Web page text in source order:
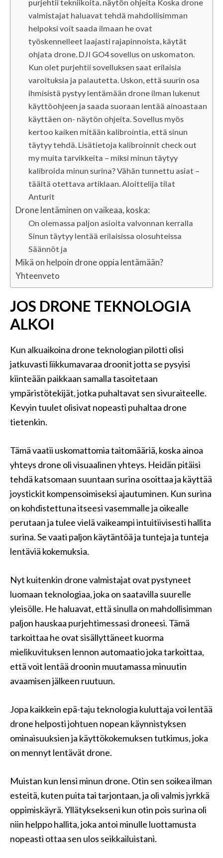
purjehtii tekniikoita. näytön ohjeita Koska drone
valmistajat haluavat tehdä mahdollisimman
helpoksi voit saada ilmaan he ovat
työskennelleet laajasti rajapinnoista, käytät
ohjata drone. DJI GO4 sovellus on uskomaton.
Kun olet purjehtii sovelluksen saat erilaisia ​​
varoituksia ja palautetta. Uskon, että suurin osa
ihmisistä pystyy lentämään drone ilman lukenut
käyttöohjeen ja saada suoraan lentää ainoastaan
​​käyttäen on- näytön ohjeita. Sovellus myös
kertoo kaiken mitään kalibrointia, että sinun
täytyy tehdä. Lisätietoja kalibroinnit check out
my muita tarvikkeita – miksi minun täytyy
kalibroida minun surina? Vähän tunnettu asiat –
täältä otettava artiklaan. Aloittelija tilat
Anturit
Drone lentäminen on vaikeaa, koska:
On olemassa paljon asioita valvonnan kerralla
Sinun täytyy lentää erilaisissa olosuhteissa
Säännöt ja
Mikä on helpoin drone oppia lentämään?
Yhteenveto
JOS DRONE TEKNOLOGIA
ALKOI
Kun alkuaikoina drone teknologian pilotti olisi
jatkuvasti liikkumavaraa droonit jotta se pysyisi
kiinteään paikkaan samalla tasoitetaan
ympäristötekijät, jotka puhaltavat sen sivuraiteelle.
Kevyin tuulet olisivat nopeasti puhaltaa drone
tietenkin.
Tämä vaatii uskomattomia taitomääriä, koska ainoa
yhteys drone oli visuaalinen yhteys. Heidän pitäisi
tehdä katsomaan suuntaan surina osoittaa ja käyttää
joystickit kompensoimiseksi ajautuminen. Kun surina
on kohdistettuna itseesi vasemmalle ja oikealle
perutaan ja tulee vielä vaikeampi intuitiivisesti hallita
surina. Se vaati paljon käytäntöä ja tunteja ja tunteja
lentäviä kokemuksia.
Nyt kuitenkin drone valmistajat ovat pystyneet
luomaan teknologiaa, joka on saatavilla suurelle
yleisölle. He haluavat, että sinulla on mahdollisimman
paljon hauskaa purjehtimessasi droneesi. Tämä
tarkoittaa he ovat sisällyttäneet kuorma
mielikuvituksen lennon automaatio joka tarkoittaa,
että voit lentää droonin muutamassa minuutin
avaamisen jälkeen ruutuun.
Jopa kaikkein epä-taju teknologia kuluttaja voi lentää
drone helposti johtuen nopean käynnistyksen
ominaisuuksien ja käyttökokemuksen tutkimus, joka
on mennyt lentävät drone.
Muistan kun lensi minun drone. Otin sen soikea ilman
esteitä, kuten puita tai tarjontaan, ja oli valmis jyrkkä
oppimiskäyrä. Yllätyksekseni kun otin pois surina oli
niin helppo hallita, joka antoi minulle luottamusta
nopeasti ottaa sen ulos seikkailuistani.